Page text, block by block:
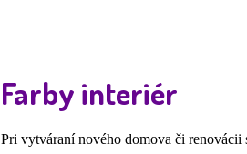
Farby interiér
Pri vytváraní nového domova či